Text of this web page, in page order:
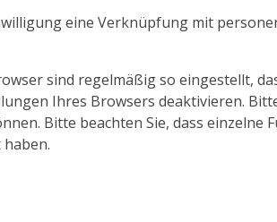
eine Verknüpfung mit
sind regelmäßig so eingestellt,
Ihres Browsers deaktivieren.
Bitte beachten Sie, dass einzelne